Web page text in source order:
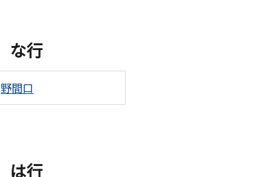
な行
野間口
は行